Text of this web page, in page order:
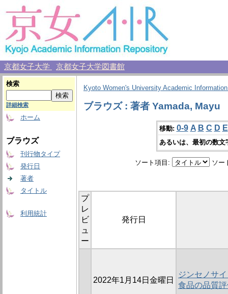
京都女子大学 京都女子大学図書館
検索
詳細検索
ホーム
ブラウズ
刊行物タイプ
発行日
著者
タイトル
利用統計
Kyoto Women's University Academic
ブラウズ : 著者 Yamada, Mayu
移動: 0-9 A B C D E
あるいは、最初の数
ソート項目: ソー
プ
レ
ビ
ュ
ー
発行日
2022年1月14日金曜日
ジンセノサ
食品の品質